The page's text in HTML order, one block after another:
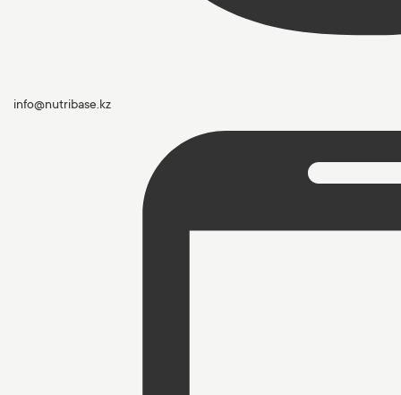
info@nutribase.kz